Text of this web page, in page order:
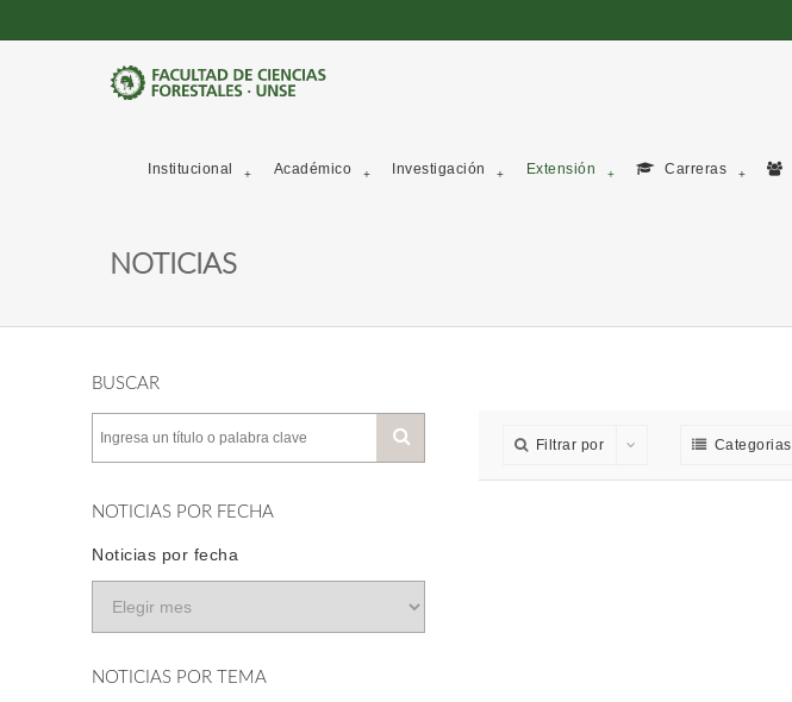
Institucional Académico Investigación Extensión Carreras
NOTICIAS
BUSCAR
NOTICIAS POR FECHA
Noticias por fecha
NOTICIAS POR TEMA
Filtrar por Categorias